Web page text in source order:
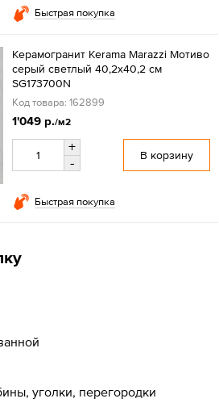
Быстрая покупка
Керамогранит Kerama Marazzi Мотиво
серый светлый 40,2х40,2 см
SG173700N
Код товара: 162899
1'049 р./м2
+
-
В корзину
Быстрая покупка
уголки, перегородки